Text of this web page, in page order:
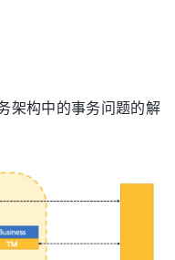
架构中的事务问题的解